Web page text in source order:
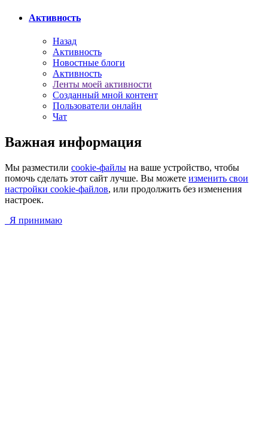
Активность
Назад
Активность
Новостные блоги
Активность
Ленты моей активности
Созданный мной контент
Пользователи онлайн
Чат
Важная информация
Мы разместили cookie-файлы на ваше устройство, чтобы
помочь сделать этот сайт лучше. Вы можете изменить свои
настройки cookie-файлов, или продолжить без изменения
настроек.
Я принимаю